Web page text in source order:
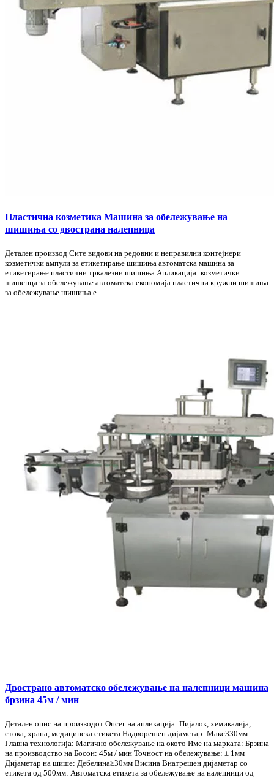
Пластична козметика Машина за обележување на
шишиња со двострана налепница
Детален производ Сите видови на редовни и неправилни контејнери
козметички ампули за етикетирање шишиња автоматска машина за
етикетирање пластични тркалезни шишиња Апликација: козметички
шишенца за обележување автоматска економија пластични кружни шишиња
за обележување шишиња е ...
Двострано автоматско обележување на налепници машина
брзина 45м / мин
Детален опис на производот Опсег на апликација: Пијалок, хемикалија,
стока, храна, медицинска етикета Надворешен дијаметар: Макс330мм
Главна технологија: Магично обележување на окото Име на марката: Брзина
на производство на Босон: 45м / мин Точност на обележување: ± 1мм
Дијаметар на шише: Дебелина≥30мм Висина Внатрешен дијаметар со
етикета од 500мм: Автоматска етикета за обележување на налепници од